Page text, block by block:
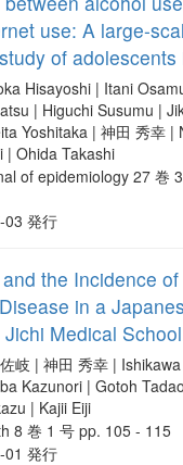
use: A large-
of adolescents
Hisayoshi | Itani
| Higuchi Susumu |
Yoshitaka | 神田 秀幸 |
| Ohida Takashi
of epidemiology 27 巻
03 発行
the Incidence of
in a
Medical
岐 | 神田 秀幸 |
Kazunori | Gotoh
| Kajii Eiji
8 巻 1 号 pp. 105 - 115
01 発行